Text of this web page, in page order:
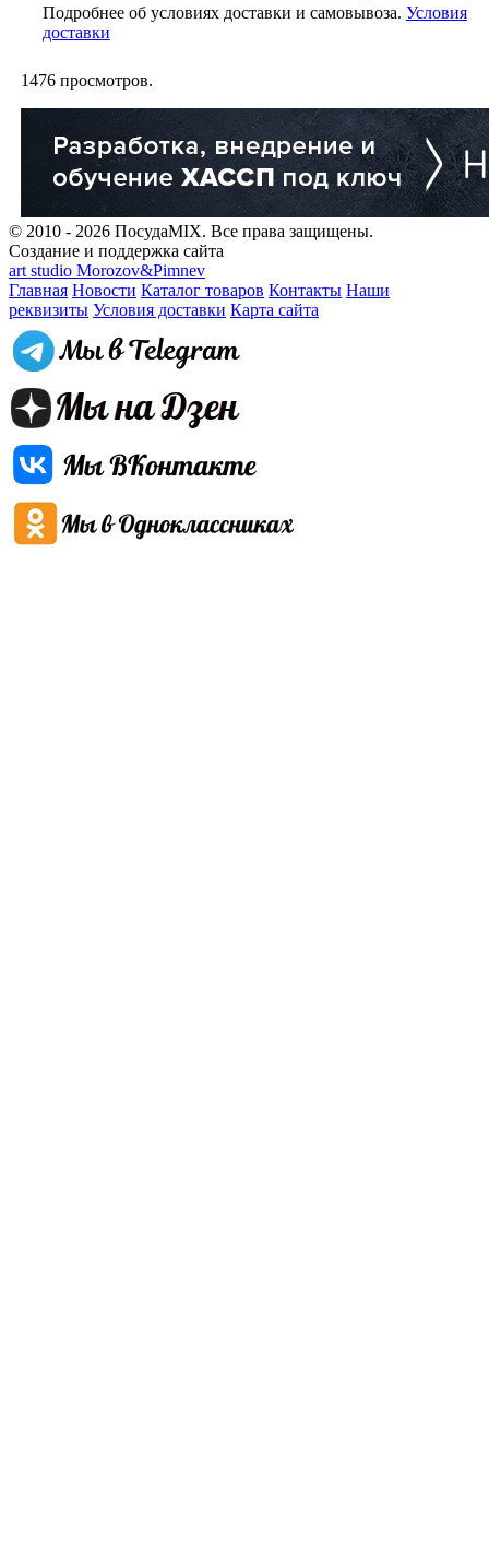
Подробнее об условиях доставки и самовывоза. Условия
доставки
1476просмотров.
© 2010 - 2026 ПосудаMIX. Все права защищены.
Создание и поддержка сайта
art studio Morozov&Pimnev
Главная Новости Каталог товаров Контакты Наши
реквизиты Условия доставки Карта сайта